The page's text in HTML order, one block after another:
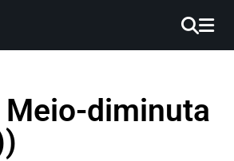
Meio-diminuta